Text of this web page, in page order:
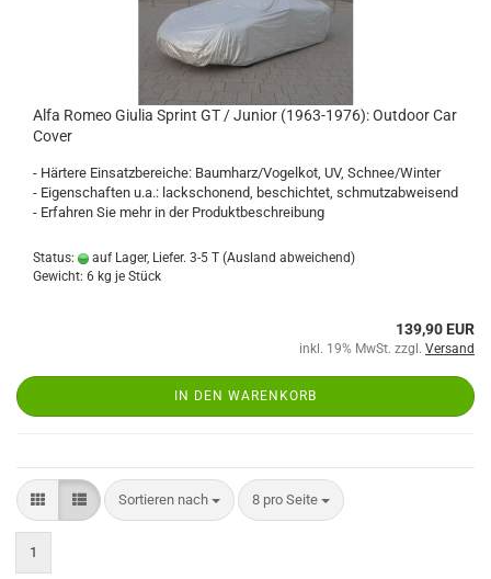
Alfa Romeo Giulia Sprint GT / Junior (1963-1976): Outdoor Car
Cover
- Härtere Einsatzbereiche: Baumharz/Vogelkot, UV, Schnee/Winter
- Eigenschaften u.a.: lackschonend, beschichtet, schmutzabweisend
- Erfahren Sie mehr in der Produktbeschreibung
Status: auf Lager, Liefer. 3-5 T (Ausland abweichend)
Gewicht: 6 kg je Stück
139,90 EUR
inkl. 19% MwSt. zzgl. Versand
IN DEN WARENKORB
Sortieren nach 8 pro Seite
1